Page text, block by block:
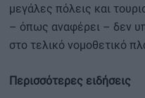
μεγάλες πόλεις και
– όπως αναφέρει – δεν
στο τελικό νομοθετικό
Περισσότερες ειδήσεις